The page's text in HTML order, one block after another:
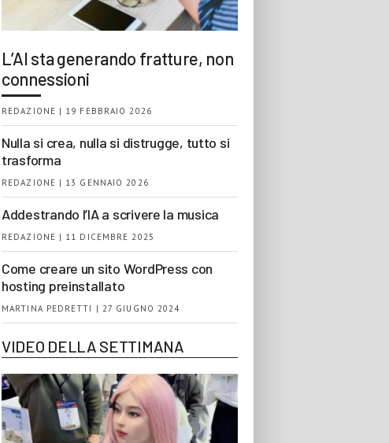
L’AI sta generando fratture, non
connessioni
REDAZIONE | 19 FEBBRAIO 2026
Nulla si crea, nulla si distrugge, tutto si
trasforma
REDAZIONE | 13 GENNAIO 2026
Addestrando l’IA a scrivere la musica
REDAZIONE | 11 DICEMBRE 2025
Come creare un sito WordPress con
hosting preinstallato
MARTINA PEDRETTI | 27 GIUGNO 2024
VIDEO DELLA SETTIMANA